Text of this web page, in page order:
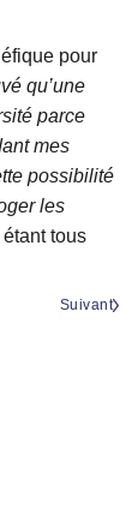
pour
qu’une
parce
mes
possibilité
les
tous
Suivant